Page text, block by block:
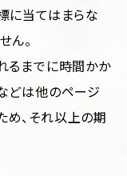
に当てはまらな
ん。
るまでに時間かか
どは他のページ
、それ以上の期